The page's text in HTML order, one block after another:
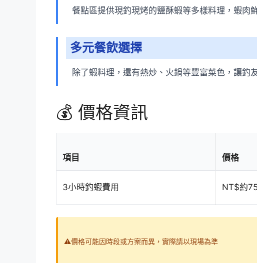
餐點區提供現釣現烤的鹽酥蝦等多樣料理，蝦肉
多元餐飲選擇
除了蝦料理，還有熱炒、火鍋等豐富菜色，讓釣
💰 價格資訊
項目 價格
3小時釣蝦費用 NT$約
⚠️價格可能因時段或方案而異，實際請以現場為準